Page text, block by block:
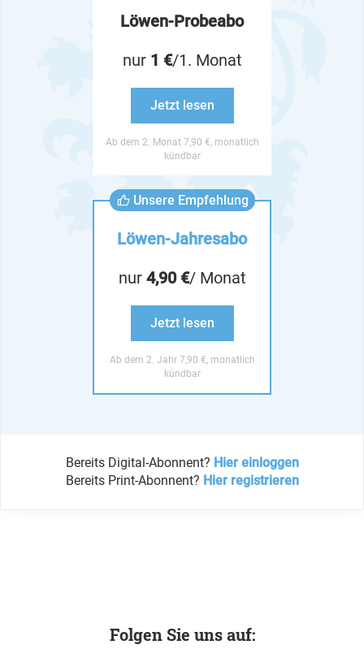
Löwen-Probeabo
nur 1 €/1. Monat
Jetzt lesen
Ab dem 2. Monat 7,90 €, monatlich
kündbar
Unsere Empfehlung
Löwen-Jahresabo
nur 4,90 €/ Monat
Jetzt lesen
Ab dem 2. Jahr 7,90 €, monatlich
kündbar
Bereits Digital-Abonnent? Hier einloggen
Bereits Print-Abonnent? Hier registrieren
Folgen Sie uns auf: